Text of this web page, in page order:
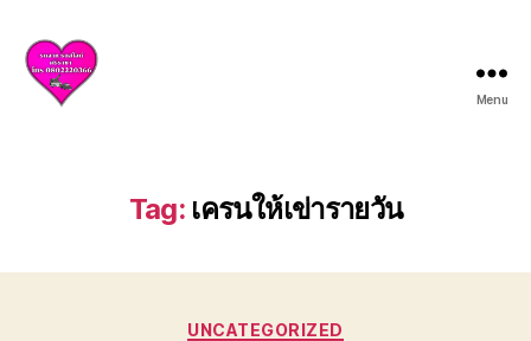
ให้
Menu
Tag: เครนให้เข่ารายวัน
Categories
UNCATEGORIZED